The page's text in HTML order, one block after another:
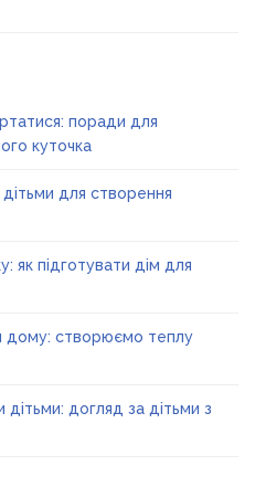
поради для
куточка
для створення
як підготувати дім для
дому: створюємо теплу
догляд за дітьми з